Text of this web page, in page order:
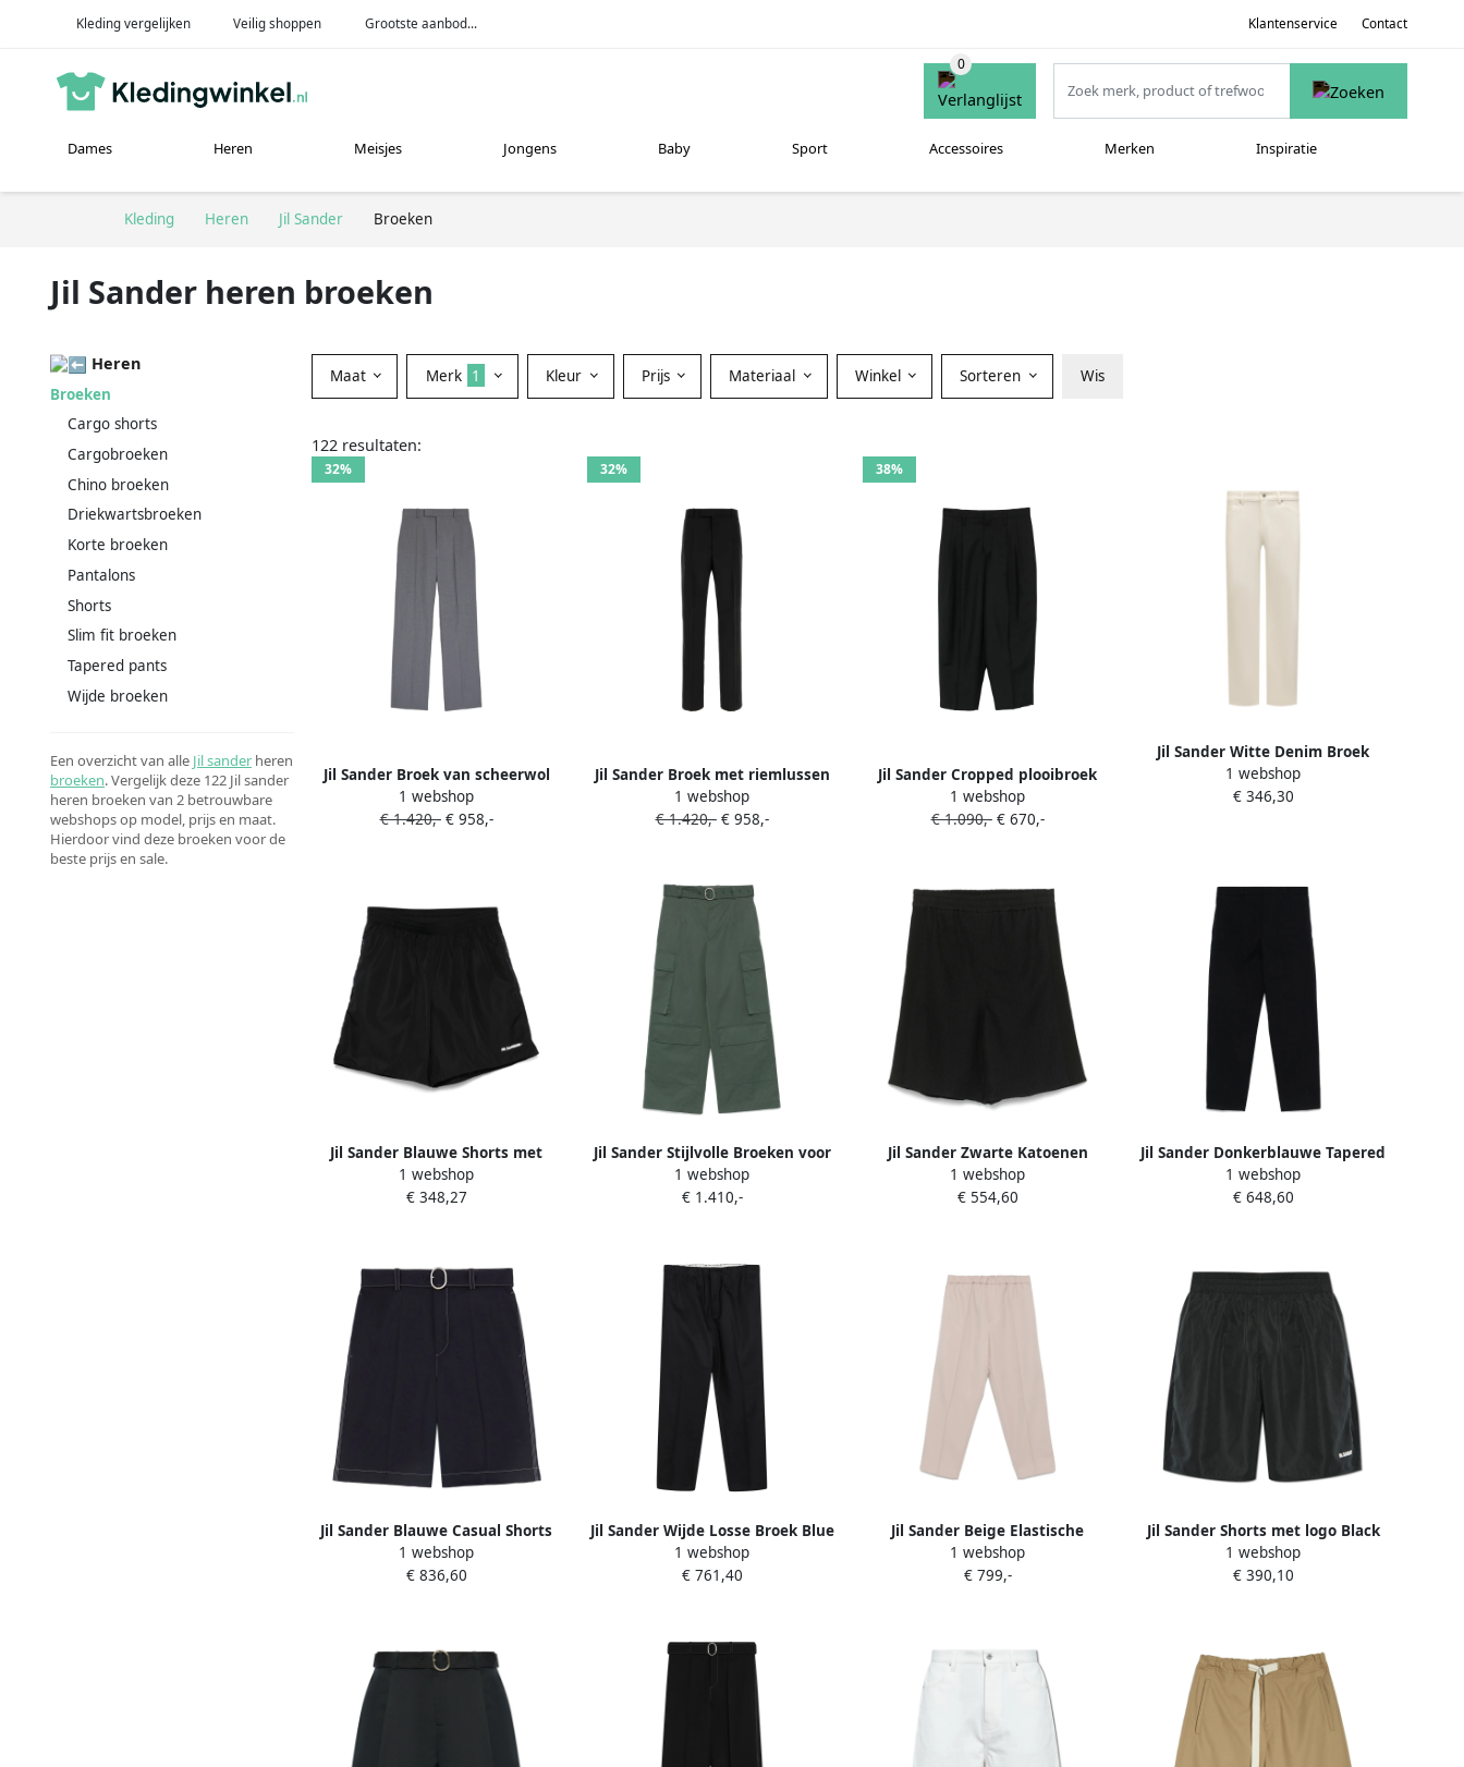
Kleding vergelijken Veilig shoppen Grootste aanbod... Klantenservice Contact
Dames Heren Meisjes Jongens Baby Sport Accessoires Merken Inspiratie
Kleding Heren Jil Sander Broeken
Jil Sander heren broeken
Heren
Broeken
Cargo shorts
Cargobroeken
Chino broeken
Driekwartsbroeken
Korte broeken
Pantalons
Shorts
Slim fit broeken
Tapered pants
Wijde broeken
Een overzicht van alle Jil sander heren
broeken. Vergelijk deze 122 Jil sander
heren broeken van 2 betrouwbare
webshops op model, prijs en maat.
Hierdoor vind deze broeken voor de
beste prijs en sale.
Maat Merk 1 Kleur Prijs Materiaal Winkel Sorteren Wis
122 resultaten:
32%
Jil Sander Broek van scheerwol
Grijs
1 webshop
€ 1.420,-€ 958,-
32%
Jil Sander Broek met riemlussen
Zwart
1 webshop
€ 1.420,-€ 958,-
38%
Jil Sander Cropped plooibroek
Zwart
1 webshop
€ 1.090,-€ 670,-
Jil Sander Witte Denim Broek
White Heren
1 webshop
€ 346,30
Jil Sander Blauwe Shorts met
Elastische Taille en Zakken Blue
Heren
1 webshop
€ 348,27
Jil Sander Stijlvolle Broeken voor
Mannen en Vrouwen Green
Heren
1 webshop
€ 1.410,-
Jil Sander Zwarte Katoenen
Elastische Taille Shorts Black
Heren
1 webshop
€ 554,60
Jil Sander Donkerblauwe Tapered
Broek Blue Heren
1 webshop
€ 648,60
Jil Sander Blauwe Casual Shorts
met Riem Blue Heren
1 webshop
€ 836,60
Jil Sander Wijde Losse Broek Blue
Heren
1 webshop
€ 761,40
Jil Sander Beige Elastische
Taillebroek Beige Heren
1 webshop
€ 799,-
Jil Sander Shorts met logo Black
Heren
1 webshop
€ 390,10